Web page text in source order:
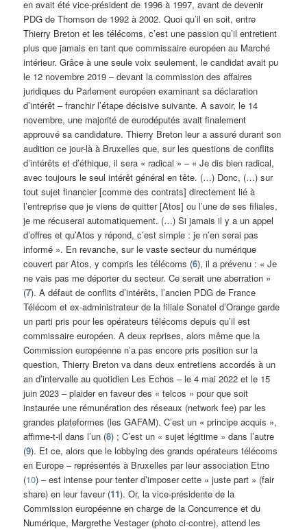
en avait été vice-président de 1996 à 1997, avant de devenir
PDG de Thomson de 1992 à 2002. Quoi qu’il en soit, entre
Thierry Breton et les télécoms, c’est une passion qu’il entretient
plus que jamais en tant que commissaire européen au Marché
intérieur. Grâce à une seule voix seulement, le candidat avait pu
le 12 novembre 2019 – devant la commission des affaires
juridiques du Parlement européen examinant sa déclaration
d’intérêt – franchir l’étape décisive suivante. A savoir, le 14
novembre, une majorité de eurodéputés avait finalement
approuvé sa candidature. Thierry Breton leur a assuré durant son
audition ce jour-là à Bruxelles que, sur les questions de conflits
d’intérêts et d’éthique, il sera « radical » – « Je dis bien radical,
avec toujours le seul intérêt général en tête. (…) Donc, (…) sur
tout sujet financier [comme des contrats] directement lié à
l’entreprise que je viens de quitter [Atos] ou l’une de ses filiales,
je me récuserai automatiquement. (…) Si jamais il y a un appel
d’offres et qu’Atos y répond, c’est simple : je n’en serai pas
informé ». En revanche, sur le vaste secteur du numérique
couvert par Atos, y compris les télécoms (6), il a prévenu : « Je
ne vais pas me déporter du secteur. Ce serait une aberration »
(7). A défaut de conflits d’intérêts, l’ancien PDG de France
Télécom et ex-administrateur de la filiale Sonatel d’Orange garde
un parti pris pour les opérateurs télécoms depuis qu’il est
commissaire européen. A deux reprises, alors même que la
Commission européenne n’a pas encore pris position sur la
question, Thierry Breton va dans deux entretiens accordés à un
an d’intervalle au quotidien Les Echos – le 4 mai 2022 et le 15
juin 2023 – plaider en faveur des « telcos » pour que soit
instaurée une rémunération des réseaux (network fee) par les
grandes plateformes (les GAFAM). C’est un « principe acquis »,
affirme-t-il dans l’un (8) ; C’est un « sujet légitime » dans l’autre
(9). Et ce, alors que le lobbying des grands opérateurs télécoms
en Europe – représentés à Bruxelles par leur association Etno
(10) – est intense pour tenter d’imposer cette « juste part » (fair
share) en leur faveur (11). Or, la vice-présidente de la
Commission européenne en charge de la Concurrence et du
Numérique, Margrethe Vestager (photo ci-contre), attend les